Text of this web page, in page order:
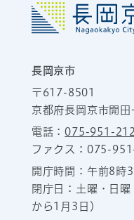
長岡京市
〒617-8501
京都府長岡京市開
電話：075-951-
ファクス：075-
開庁時間：午前8
閉庁日：土曜・日
から1月3日）